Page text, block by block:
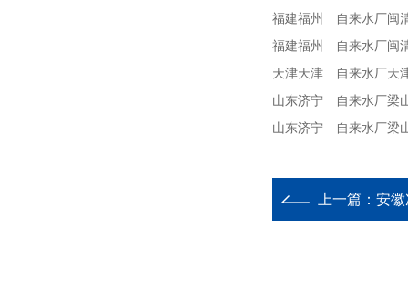
福建福州 自来水厂闽
福建福州 自来水厂闽
天津天津 自来水厂天
山东济宁 自来水厂梁
山东济宁 自来水厂梁
上一篇： 安